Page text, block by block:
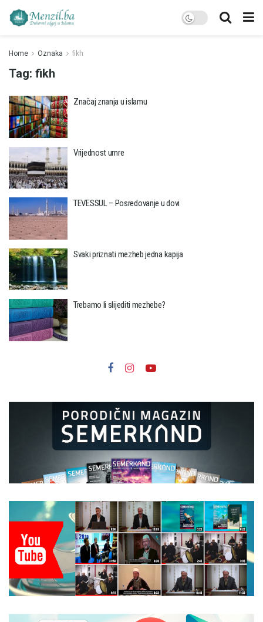
Home Oznaka fikh
Tag: fikh
Značaj znanja u islamu
Vrijednost umre
TEVESSUL – Posredovanje u dovi
Svaki priznati mezheb jedna kapija
Trebamo li slijediti mezhebe?